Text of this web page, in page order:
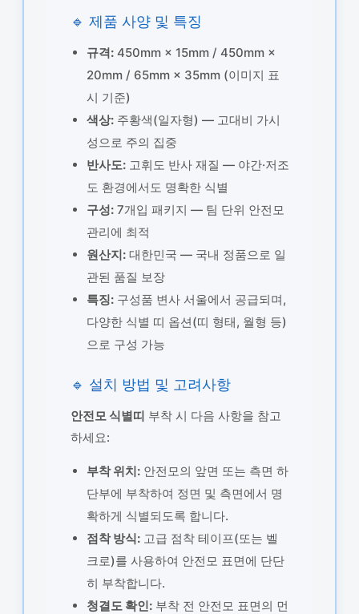
🔹 제품 사양 및 특징
규격:450mm × 15mm / 450mm ×
20mm / 65mm × 35mm (이미지 표
시 기준)
색상:주황색(일자형) — 고대비 가시
성으로 주의 집중
반사도:고휘도 반사 재질 — 야간·저조
도 환경에서도 명확한 식별
구성:7개입 패키지 — 팀 단위 안전모
관리에 최적
원산지:대한민국 — 국내 정품으로 일
관된 품질 보장
특징:구성품 변사 서울에서 공급되며,
다양한 식별 띠 옵션(띠 형태, 월형 등)
으로 구성 가능
🔹 설치 방법 및 고려사항
안전모 식별띠 부착 시 다음 사항을 참고
하세요:
부착 위치:안전모의 앞면 또는 측면 하
단부에 부착하여 정면 및 측면에서 명
확하게 식별되도록 합니다.
점착 방식:고급 점착 테이프(또는 벨
크로)를 사용하여 안전모 표면에 단단
히 부착합니다.
청결도 확인:부착 전 안전모 표면의 먼